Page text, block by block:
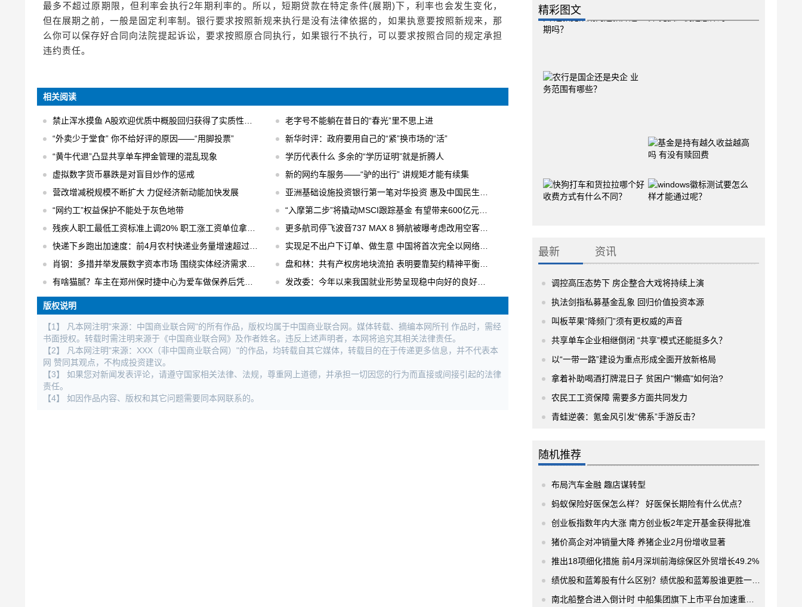
最多不超过原期限，但利率会执行2年期利率的。所以，短期贷款在特定条件(展期)下，利率也会发生变化，
但在展期之前，一般是固定利率制。银行要求按照新规来执行是没有法律依据的，如果执意要按照新规来，那
么你可以保存好合同向法院提起诉讼，要求按照原合同执行，如果银行不执行，可以要求按照合同的规定承担
违约责任。
相关阅读
禁止浑水摸鱼 A股欢迎优质中概股回归获得了实质性的进展
老字号不能躺在昔日的“春光”里不思上进
“外卖少于堂食” 你不给好评的原因——“用脚投票”
新华时评：政府要用自己的“紧”换市场的“活”
“黄牛代退”凸显共享单车押金管理的混乱现象
学历代表什么 多余的“学历证明”就是折腾人
虚拟数字货币暴跌是对盲目炒作的惩戒
新的网约车服务——“驴的出行” 讲规矩才能有续集
营改增减税规模不断扩大 力促经济新动能加快发展
亚洲基础设施投资银行第一笔对华投资 惠及中国民生工程
“网约工”权益保护不能处于灰色地带
“入摩第二步”将撬动MSCI跟踪基金 有望带来600亿元国内增量资金
残疾人职工最低工资标准上调20% 职工涨工资单位拿补贴
更多航司停飞波音737 MAX 8 狮航被曝考虑改用空客飞机
快递下乡跑出加速度：前4月农村快递业务量增速超过30% 日均快件处理量达1.6亿件
实现足不出户下订单、做生意 中国将首次完全以网络形式举办广交会
肖钢：多措并举发展数字资本市场 围绕实体经济需求进行数字化创新
盘和林：共有产权房地块流拍 表明要靠契约精神平衡各方利益
有啥猫腻？车主在郑州保时捷中心为爱车做保养后凭空出现大修记录
发改委：今年以来我国就业形势呈现稳中向好的良好局面
版权说明
【1】 凡本网注明"来源：中国商业联合网"的所有作品，版权均属于中国商业联合网。媒体转载、摘编本网所刊 作品时，需经
书面授权。转载时需注明来源于《中国商业联合网》及作者姓名。违反上述声明者，本网将追究其相关法律责任。
【2】 凡本网注明"来源：XXX（非中国商业联合网）"的作品，均转载自其它媒体，转载目的在于传递更多信息，并不代表本
网 赞同其观点，不构成投资建议。
【3】 如果您对新闻发表评论，请遵守国家相关法律、法规，尊重网上道德，并承担一切因您的行为而直接或间接引起的法律
责任。
【4】 如因作品内容、版权和其它问题需要同本网联系的。
精彩图文
最新 资讯
调控高压态势下 房企整合大戏将持续上演
执法剑指私募基金乱象 回归价值投资本源
叫板苹果“降频门”须有更权威的声音
共享单车企业相继倒闭 “共享”模式还能挺多久？
以“一带一路”建设为重点形成全面开放新格局
拿着补助喝酒打牌混日子 贫困户"懒癌"如何治?
农民工工资保障 需要多方面共同发力
青蛙逆袭：氪金风引发“佛系”手游反击？
随机推荐
布局汽车金融 趣店谋转型
蚂蚁保险好医保怎么样？ 好医保长期险有什么优点？
创业板指数年内大涨 南方创业板2年定开基金获得批准
猪价高企对冲销量大降 养猪企业2月份增收显著
推出18项细化措施 前4月深圳前海综保区外贸增长49.2%
绩优股和蓝筹股有什么区别？绩优股和蓝筹股谁更胜一筹？
南北船整合进入倒计时 中船集团旗下上市平台加速重组 调整重组预案